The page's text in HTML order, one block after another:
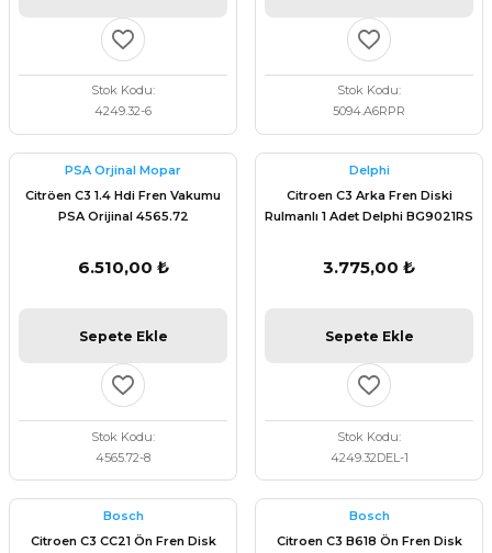
Stok Kodu
4249.32-6
Stok Kodu
5094.A6RPR
PSA Orjinal Mopar
Citröen C3 1.4 Hdi Fren Vakumu
PSA Orijinal 4565.72
6.510,00 ₺
Sepete Ekle
Stok Kodu
4565.72-8
Delphi
Citroen C3 Arka Fren Diski
Rulmanlı 1 Adet Delphi BG9021RS
3.775,00 ₺
Sepete Ekle
Stok Kodu
4249.32DEL-1
Bosch
Citroen C3 CC21 Ön Fren Disk
Bosch
Citroen C3 B618 Ön Fren Disk